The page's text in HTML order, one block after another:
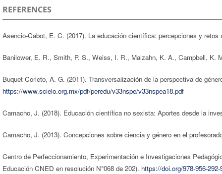
REFERENCES
Asencio-Cabot, E. C. (2017). La educación científica: percepciones y
Banilower, E. R., Smith, P. S., Weiss, I. R., Malzahn, K. A., Campbell, K.
Buquet Corleto, A. G. (2011). Transversalización de la perspectiva de
https://www.scielo.org.mx/pdf/peredu/v33nspe/v33nspea18.pdf
Camacho, J. (2018). Educación científica no sexista: Aportes desde la
Camacho, J. (2013). Concepciones sobre ciencia y género en el
Centro de Perfeccionamiento, Experimentación e Investigaciones
Educación CNED en resolución N°068 de 202). https://doi.org/978-956-292-